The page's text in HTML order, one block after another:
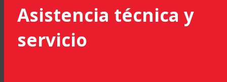
Asistencia técnica y
servicio